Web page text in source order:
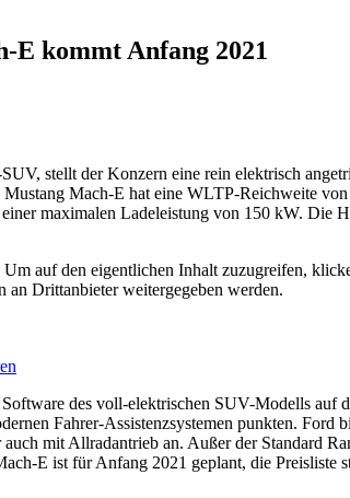
E kommt Anfang 2021
stellt der Konzern eine rein elektrisch
Mach-E hat eine WLTP-Reichweite
maximalen Ladeleistung von 150 kW. Die
Um auf den eigentlichen Inhalt zuzugreifen,
an Drittanbieter weitergegeben werden.
des voll-elektrischen SUV-Modells auf
Fahrer-Assistenzsystemen punkten. Ford
mit Allradantrieb an. Außer der Standard
E ist für Anfang 2021 geplant, die Preisliste